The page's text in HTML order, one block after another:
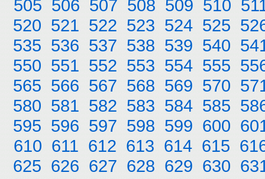
505 506 507 508 509 510
520 521 522 523 524 525
535 536 537 538 539 540
550 551 552 553 554 555
565 566 567 568 569 570
580 581 582 583 584 585
595 596 597 598 599 600
610 611 612 613 614 615
625 626 627 628 629 630